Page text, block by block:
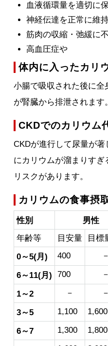
血液循環量を適切に
神経伝達を正常に維
筋肉の収縮・弛緩に
高血圧症や
体内に入ったカリ
小腸で吸収された後に
が腎臓から排泄されます。
CKDでのカリウム
CKDが進行して尿量が
にカリウムが溜まりす
リスクがあります。
カリウムの食事摂
性別 男性
年齢等
目安量 目標
0～5(月)
400 －
6～11(月) 700 －
1～2 － －
3～5 1,100
6～7 1,300